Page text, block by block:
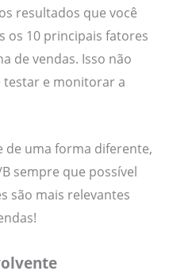
resultados que você
os 10 principais fatores
de vendas. Isso não
testar e monitorar a
de uma forma diferente,
sempre que possível
são mais relevantes